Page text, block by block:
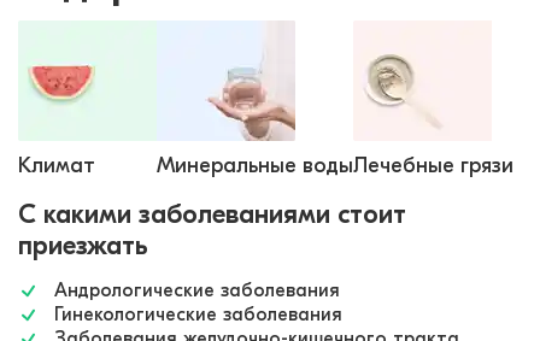
Климат Минеральные водыЛечебные грязи
С какими заболеваниями стоит
приезжать
Андрологические заболевания
Гинекологические заболевания